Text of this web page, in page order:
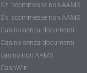
Siti scommesse non AAMS
Siti scommesse non AAMS
Casino senza documenti
Casino senza documenti
casino non AAMS
CashWin